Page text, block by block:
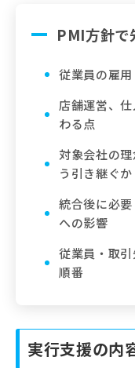
PMI方針で
従業員の雇
店舗運営、
わる点
対象会社の
う引き継ぐか
統合後に必
への影響
従業員・取
順番
実行支援の内